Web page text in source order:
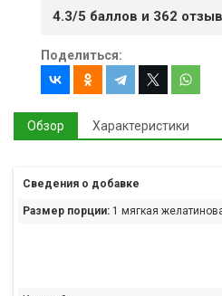
4.3/5 баллов и 362
Поделиться:
Обзор Характеристики
Сведения о добавке
Размер порции: 1 мягкая